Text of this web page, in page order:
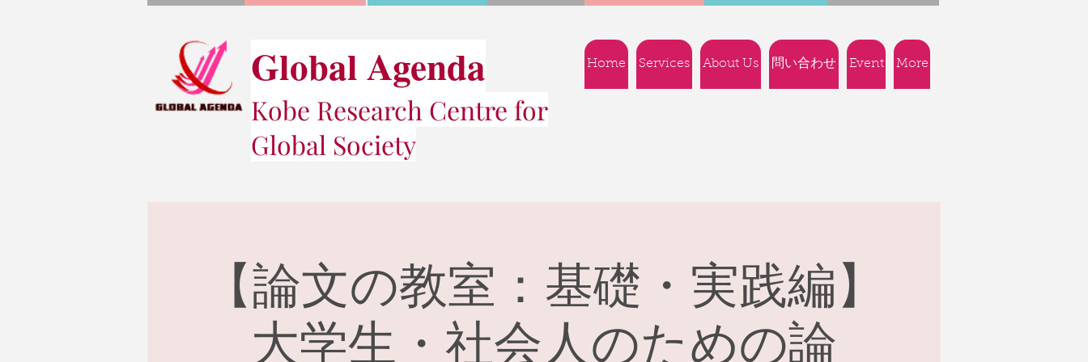
Global Agenda
Kobe Research Centre for
Global Society
Home Services About Us 問い合わせ Event More
【論文の教室：基礎・実践編】
大学生・社会人のための論